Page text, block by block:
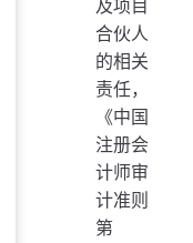
及项目
合伙人
的相关
责任，
《中国
注册会
计师审
计准则
第